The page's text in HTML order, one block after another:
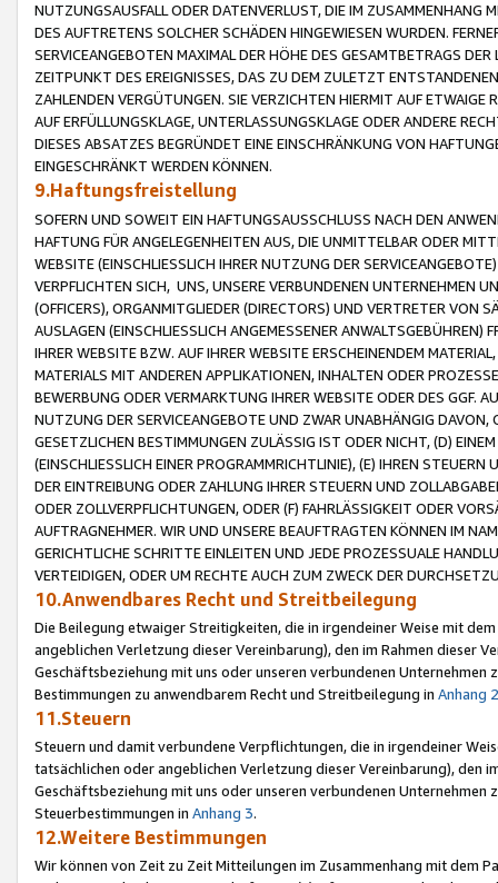
NUTZUNGSAUSFALL ODER DATENVERLUST, DIE IM ZUSAMMENHANG
DES AUFTRETENS SOLCHER SCHÄDEN HINGEWIESEN WURDEN.
SERVICEANGEBOTEN MAXIMAL DER HÖHE DES GESAMTBETRAGS
ZEITPUNKT DES EREIGNISSES, DAS ZU DEM ZULETZT
ZAHLENDEN VERGÜTUNGEN. SIE VERZICHTEN HIERMIT AUF
AUF ERFÜLLUNGSKLAGE, UNTERLASSUNGSKLAGE ODER ANDERE
DIESES ABSATZES BEGRÜNDET EINE EINSCHRÄNKUNG VON
EINGESCHRÄNKT WERDEN KÖNNEN.
9.Haftungsfreistellung
SOFERN UND SOWEIT EIN HAFTUNGSAUSSCHLUSS NACH DEN
HAFTUNG FÜR ANGELEGENHEITEN AUS, DIE UNMITTELBAR ODER
WEBSITE (EINSCHLIESSLICH IHRER NUTZUNG DER
VERPFLICHTEN SICH, UNS, UNSERE VERBUNDENEN UNTERNEHMEN
(OFFICERS), ORGANMITGLIEDER (DIRECTORS) UND VERTRETER VON
AUSLAGEN (EINSCHLIESSLICH ANGEMESSENER
IHRER WEBSITE BZW. AUF IHRER WEBSITE ERSCHEINENDEM
MATERIALS MIT ANDEREN APPLIKATIONEN, INHALTEN ODER
BEWERBUNG ODER VERMARKTUNG IHRER WEBSITE ODER DES GGF.
NUTZUNG DER SERVICEANGEBOTE UND ZWAR UNABHÄNGIG
GESETZLICHEN BESTIMMUNGEN ZULÄSSIG IST ODER NICHT, (D)
(EINSCHLIESSLICH EINER PROGRAMMRICHTLINIE), (E) IHREN
DER EINTREIBUNG ODER ZAHLUNG IHRER STEUERN UND
ODER ZOLLVERPFLICHTUNGEN, ODER (F) FAHRLÄSSIGKEIT ODER
AUFTRAGNEHMER. WIR UND UNSERE BEAUFTRAGTEN KÖNNEN IM
GERICHTLICHE SCHRITTE EINLEITEN UND JEDE PROZESSUALE
VERTEIDIGEN, ODER UM RECHTE AUCH ZUM ZWECK DER
10.Anwendbares Recht und Streitbeilegung
Die Beilegung etwaiger Streitigkeiten, die in irgendeiner Weise mit
angeblichen Verletzung dieser Vereinbarung), den im Rahmen dieser
Geschäftsbeziehung mit uns oder unseren verbundenen
Bestimmungen zu anwendbarem Recht und Streitbeilegung in Anhang 2
11.Steuern
Steuern und damit verbundene Verpflichtungen, die in irgendeiner
tatsächlichen oder angeblichen Verletzung dieser Vereinbarung), den
Geschäftsbeziehung mit uns oder unseren verbundenen
Steuerbestimmungen in Anhang 3.
12.Weitere Bestimmungen
Wir können von Zeit zu Zeit Mitteilungen im Zusammenhang mit dem